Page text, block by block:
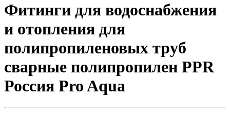
Фитинги для водоснабжения
и отопления для
полипропиленовых труб
сварные полипропилен PPR
Россия Pro Aqua